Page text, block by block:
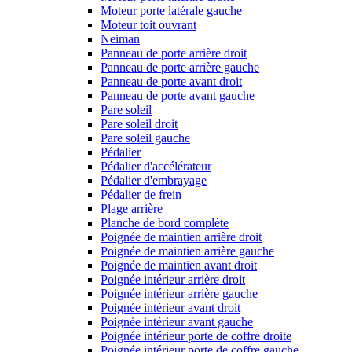
Moteur porte latérale gauche
Moteur toit ouvrant
Neiman
Panneau de porte arrière droit
Panneau de porte arrière gauche
Panneau de porte avant droit
Panneau de porte avant gauche
Pare soleil
Pare soleil droit
Pare soleil gauche
Pédalier
Pédalier d'accélérateur
Pédalier d'embrayage
Pédalier de frein
Plage arrière
Planche de bord complète
Poignée de maintien arrière droit
Poignée de maintien arrière gauche
Poignée de maintien avant droit
Poignée intérieur arrière droit
Poignée intérieur arrière gauche
Poignée intérieur avant droit
Poignée intérieur avant gauche
Poignée intérieur porte de coffre droite